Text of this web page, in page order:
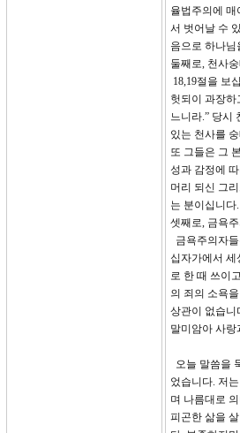
율법주의에 매
서 벗어날 수
음으로 하나님
둘째로, 천사
18,19절을 보
헛되이 과장
느니라.” 당시
있는 천사를
또 그들은 그
성과 감정에
머리 되신 그
는 분이십니
셋째로, 금욕
금욕주의자
십자가에서
로 한 때 쓰이
의 죄의 소욕
상관이 없습니
말미암아 사랑
오늘 말씀을
었습니다. 저
며 나름대로
피곤한 삶을